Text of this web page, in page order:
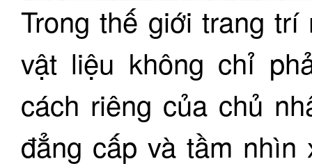
Trong thế giới trang
vật liệu không chỉ
cách riêng của chủ
đẳng cấp và tầm nhìn